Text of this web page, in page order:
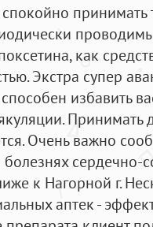
принимать
как
Экстра супер
избавить
Принимать
Очень важно
сердечно-
к Нагорной г.
аптек -